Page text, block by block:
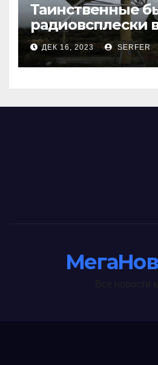
Таинственные
радиовсплески
сделались все
странными
ДЕК 16, 2023 SERFER